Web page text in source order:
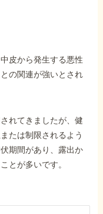
皮から発生する悪性
の関連が強いとされ
れてきましたが、健
たは制限されるよう
期間があり、露出か
とが多いです。